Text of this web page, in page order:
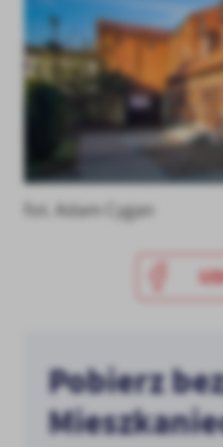
treści w postaci
społecznościowych.
fot. Adam Cygan
Pobierz